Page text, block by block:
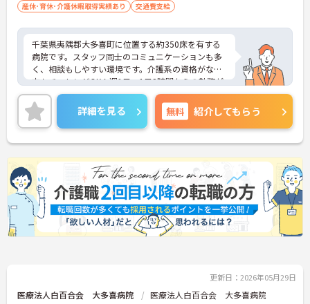
産休･育休･介護休暇取得実績あり
交通費支給
千葉県夷隅郡大多喜町に位置する約350床を有する
病院です。スタッフ同士のコミュニケーションも多
く、相談もしやすい環境です。介護系の資格がない
方もチャレンジOK！週1日、1日2時間からの勤務が
相談でき、ご家庭やプライベートを重視されたい方
におすすめです。
ご興味ある方には、面接対策ポイントなど、さらに
詳細をお話しいたしますのでお気軽にご相談くださ
い！
詳細を見る 無料 紹介してもらう
更新日：2026年05月29日
医療法人白百合会 大多喜病院 医療法人白百合会 大多喜病院